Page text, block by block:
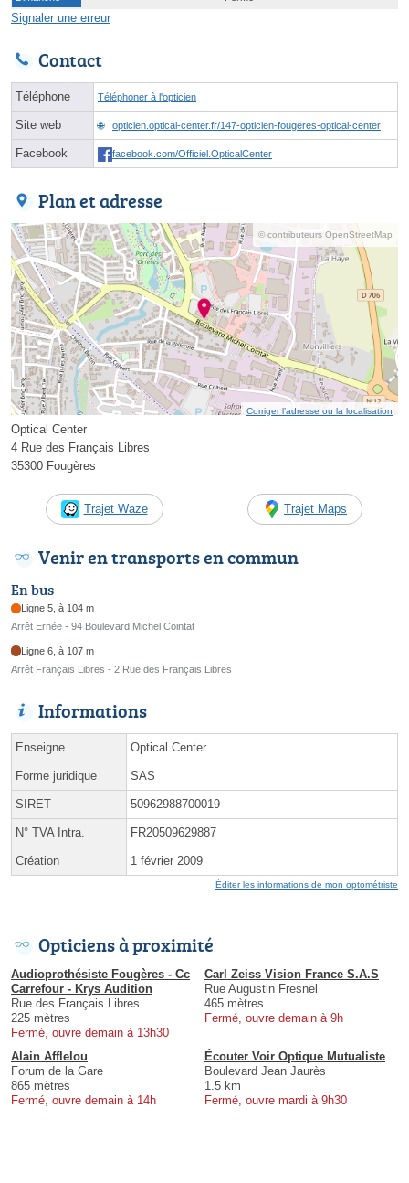
Signaler une erreur
Contact
Téléphone Téléphoner à l'opticien
Site web opticien.optical-center.fr/147-opticien-fougeres-optical-center
Facebook facebook.com/Officiel.OpticalCenter
Plan et adresse
© contributeurs OpenStreetMap
Corriger l’adresse ou la localisation
Optical Center
4 Rue des Français Libres
35300 Fougères
Trajet Waze Trajet Maps
Venir en transports en commun
En bus
Ligne 5, à 104 m
Arrêt Ernée - 94 Boulevard Michel Cointat
Ligne 6, à 107 m
Arrêt Français Libres - 2 Rue des Français Libres
Informations
Enseigne Optical Center
Forme juridique SAS
SIRET 50962988700019
N° TVA Intra. FR20509629887
Création 1 février 2009
Éditer les informations de mon optométriste
Opticiens à proximité
Audioprothésiste Fougères - Cc
Carrefour - Krys Audition
Rue des Français Libres
225 mètres
Fermé, ouvre demain à 13h30
Carl Zeiss Vision France S.A.S
Rue Augustin Fresnel
465 mètres
Fermé, ouvre demain à 9h
Alain Afflelou
Forum de la Gare
865 mètres
Fermé, ouvre demain à 14h
Écouter Voir Optique Mutualiste
Boulevard Jean Jaurès
1.5 km
Fermé, ouvre mardi à 9h30